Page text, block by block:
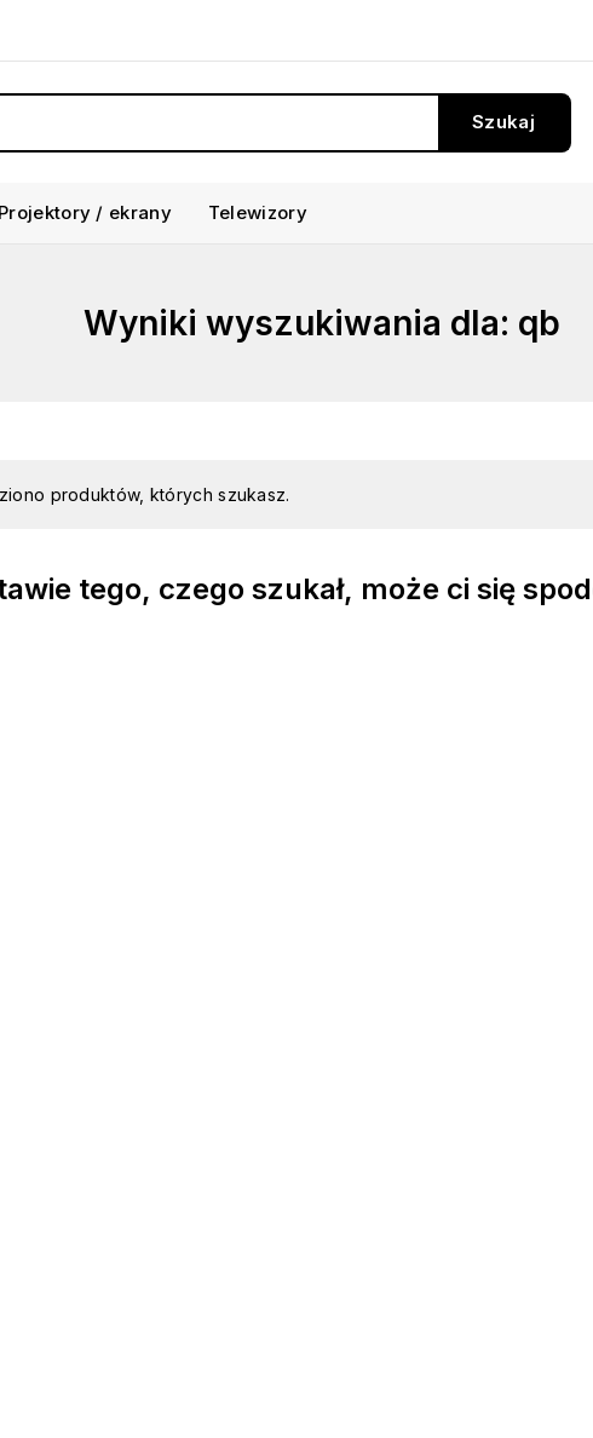
Szukaj
Projektory / ekrany Telewizory
Wyniki wyszukiwania dla: qb
produktów, których szukasz.
tego, czego szukał, może ci się